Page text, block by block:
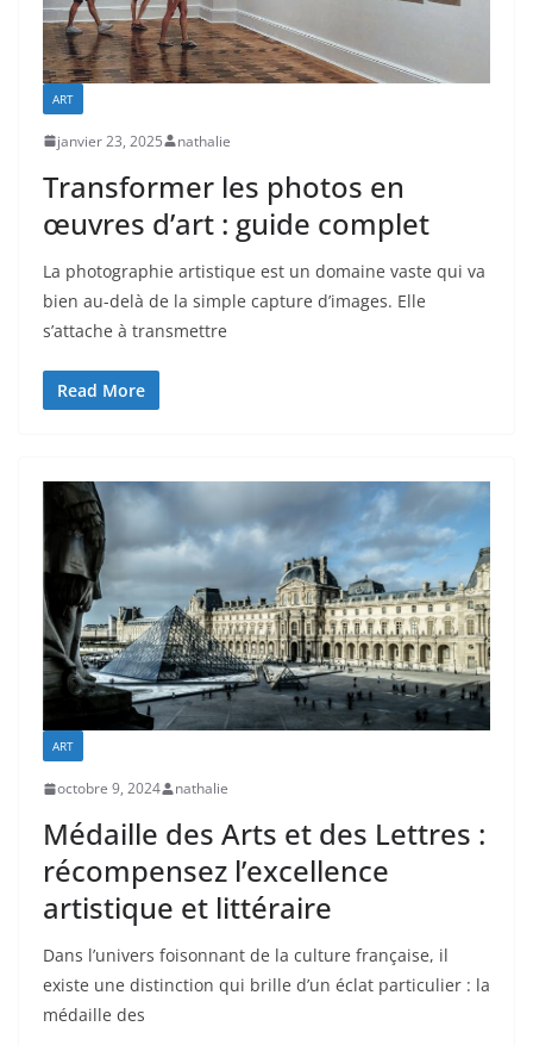
ART
janvier 23, 2025 nathalie
Transformer les photos en
œuvres d’art : guide complet
La photographie artistique est un domaine vaste qui va
bien au-delà de la simple capture d’images. Elle
s’attache à transmettre
Read More
ART
octobre 9, 2024 nathalie
Médaille des Arts et des Lettres :
récompensez l’excellence
artistique et littéraire
Dans l’univers foisonnant de la culture française, il
existe une distinction qui brille d’un éclat particulier : la
médaille des